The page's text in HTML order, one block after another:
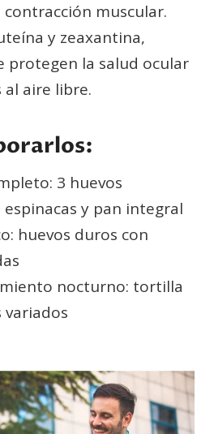
muscular.
y zeaxantina,
protegen la salud ocular
aire libre.
3 huevos
y pan integral
huevos duros con
nocturno: tortilla
variados